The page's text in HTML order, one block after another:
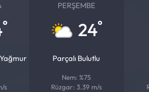
°
s
PERŞEMBE
24°
Parçalı Bulutlu
Nem: %75
Rüzgar: 3.39 m/s